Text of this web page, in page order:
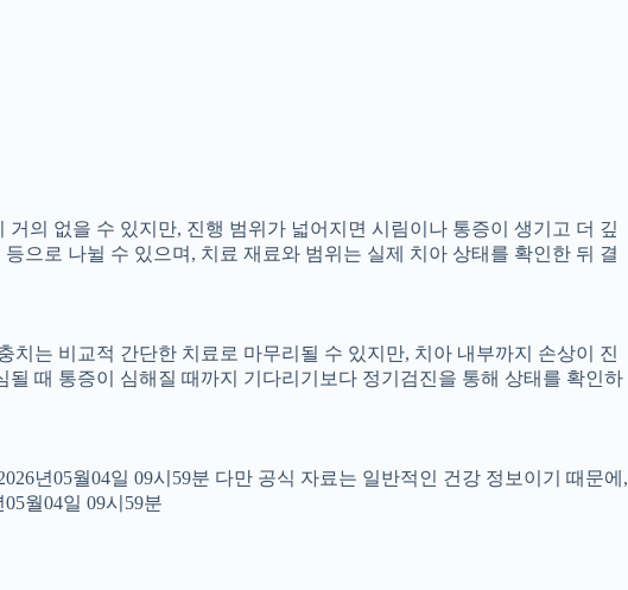
의 없을 수 있지만, 진행 범위가 넓어지면 시림이나 통증이 생기고 더 깊
으로 나뉠 수 있으며, 치료 재료와 범위는 실제 치아 상태를 확인한 뒤 결
치는 비교적 간단한 치료로 마무리될 수 있지만, 치아 내부까지 손상이 진
때 통증이 심해질 때까지 기다리기보다 정기검진을 통해 상태를 확인하
년05월04일 09시59분 다만 공식 자료는 일반적인 건강 정보이기 때문에,
월04일 09시59분